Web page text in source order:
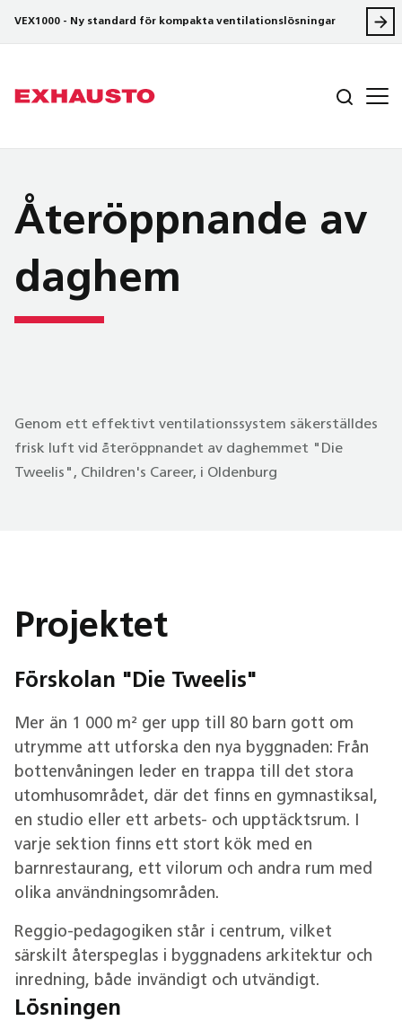
VEX1000 - Ny standard för kompakta ventilationslösningar
Återöppnande av
daghem
Genom ett effektivt ventilationssystem säkerställdes
frisk luft vid återöppnandet av daghemmet "Die
Tweelis", Children's Career, i Oldenburg
Projektet
Förskolan "Die Tweelis"
Mer än 1 000 m² ger upp till 80 barn gott om
utrymme att utforska den nya byggnaden: Från
bottenvåningen leder en trappa till det stora
utomhusområdet, där det finns en gymnastiksal,
en studio eller ett arbets- och upptäcktsrum. I
varje sektion finns ett stort kök med en
barnrestaurang, ett vilorum och andra rum med
olika användningsområden.
Reggio-pedagogiken står i centrum, vilket
särskilt återspeglas i byggnadens arkitektur och
inredning, både invändigt och utvändigt.
Lösningen